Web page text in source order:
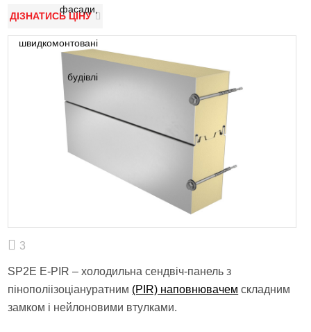
3
SP2E E-PIR – холодильна сендвіч-панель з
пінополіізоціануратним (PIR) наповнювачем складним
замком і нейлоновими втулками.
ДІЗНАТИСЬ ЦІНУ